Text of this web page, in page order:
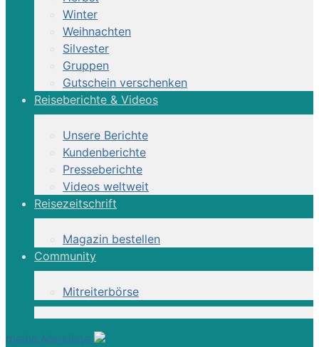
Winter
Weihnachten
Silvester
Gruppen
Gutschein verschenken
Reiseberichte & Videos
Unsere Berichte
Kundenberichte
Presseberichte
Videos weltweit
Reisezeitschrift
Magazin bestellen
Community
Mitreiterbörse
meine Merkliste